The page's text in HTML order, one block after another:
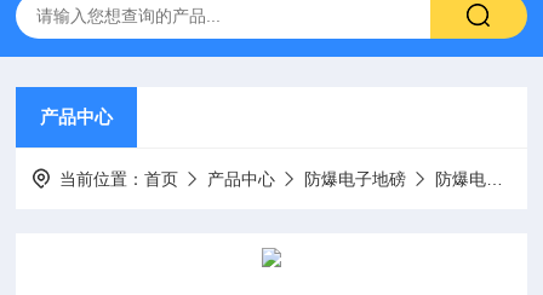
产品中心
当前位置：首页 产品中心 防爆电子地磅 防爆电子地磅厂家